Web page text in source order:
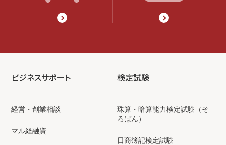
ビジネスサポート
経営・創業相談
マル経融資
検定試験
珠算・暗算能力検定試験（そ
ろばん）
日商簿記検定試験